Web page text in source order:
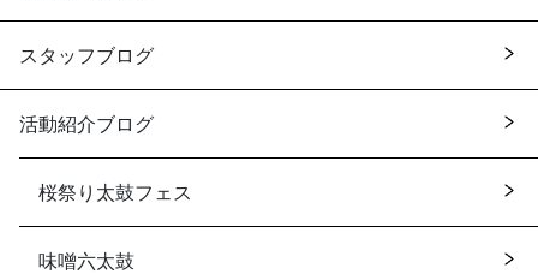
スタッフブログ
活動紹介ブログ
桜祭り太鼓フェス
味噌六太鼓